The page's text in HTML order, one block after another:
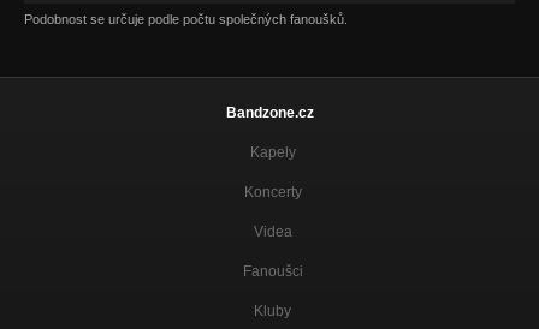
Podobnost se určuje podle počtu společných fanoušků.
Bandzone.cz
Kapely
Koncerty
Videa
Fanoušci
Kluby